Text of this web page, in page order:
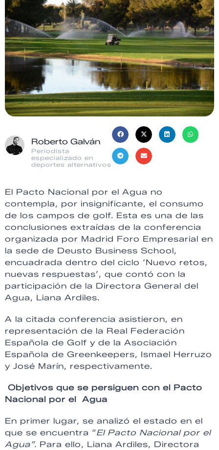
Roberto Galván
Periodista
especializado en
deportes alternativos
El Pacto Nacional por el Agua no
contempla, por insignificante, el consumo
de los campos de golf. Esta es una de las
conclusiones extraídas de la conferencia
organizada por Madrid Foro Empresarial en
la sede de Deusto Business School,
encuadrada dentro del ciclo ‘Nuevo retos,
nuevas respuestas’, que contó con la
participación de la Directora General del
Agua, Liana Ardiles.
A la citada conferencia asistieron, en
representación de la Real Federación
Española de Golf y de la Asociación
Española de Greenkeepers, Ismael Herruzo
y José Marín, respectivamente.
Objetivos que se persiguen con el Pacto
Nacional por el Agua
En primer lugar, se analizó el estado en el
que se encuentra “El Pacto Nacional por el
Agua”. Para ello, Liana Ardiles, Directora